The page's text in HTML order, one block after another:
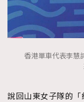
香港單車代表李慧
說回山東女子隊的